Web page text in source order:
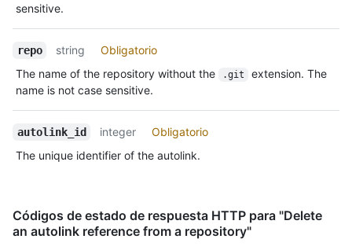
sensitive.
repo string
Obligatorio
The name of the repository without the
.git
extension. The
name is not case sensitive.
autolink_id integer
Obligatorio
The unique identifier of the autolink.
Códigos de estado de respuesta HTTP para "Delete
an autolink reference from a repository"